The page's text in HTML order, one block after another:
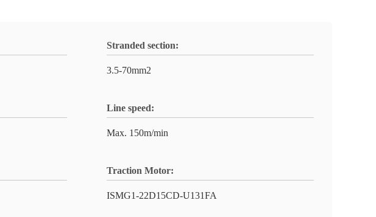
Stranded section:
3.5-70mm2
Line speed:
Max. 150m/min
Traction Motor:
ISMG1-22D15CD-U131FA